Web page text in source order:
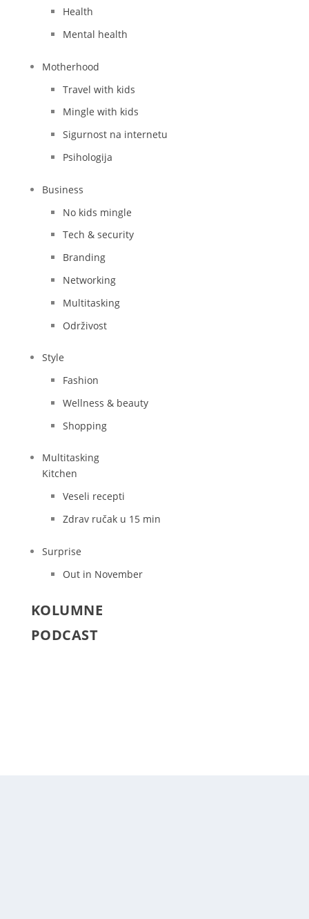
Health
Mental health
Motherhood
Travel with kids
Mingle with kids
Sigurnost na internetu
Psihologija
Business
No kids mingle
Tech & security
Branding
Networking
Multitasking
Održivost
Style
Fashion
Wellness & beauty
Shopping
Multitasking
Kitchen
Veseli recepti
Zdrav ručak u 15 min
Surprise
Out in November
KOLUMNE
PODCAST